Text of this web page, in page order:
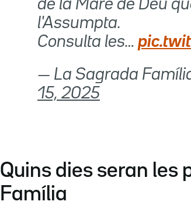
de la Mare de Déu
l'Assumpta.
Consulta les…
— La Sagrada
15, 2025
Quins dies seran les
Família